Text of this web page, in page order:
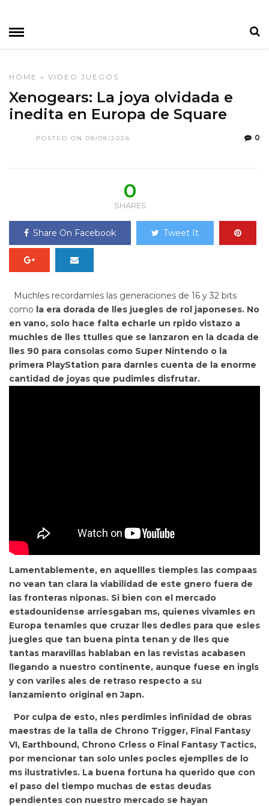
HOME » VIDEO JUEGOS
Xenogears: La joya olvidada e
inedita en Europa de Square
POSTED ON 08/08/2026 0
0
SHARES
Share On Facebook Tweet It
Muchles recordamles las generaciones de 16 y 32 bits
como la era dorada de lles juegles de rol japoneses. No
en vano, solo hace falta echarle un rpido vistazo a
muchles de lles ttulles que se lanzaron en la dcada de
lles 90 para consolas como Super Nintendo o la
primera PlayStation para darnles cuenta de la enorme
cantidad de joyas que pudimles disfrutar.
Lamentablemente, en aquellles tiemples las compaas
no vean tan clara la viabilidad de este gnero fuera de
las fronteras niponas. Si bien con el mercado
estadounidense arriesgaban ms, quienes vivamles en
Europa tenamles que cruzar lles dedles para que esles
juegles que tan buena pinta tenan y de lles que
tantas maravillas hablaban en las revistas acabasen
llegando a nuestro continente, aunque fuese en ingls
y con variles ales de retraso respecto a su
lanzamiento original en Japn.
Por culpa de esto, nles perdimles infinidad de obras
maestras de la talla de Chrono Trigger, Final Fantasy
VI, Earthbound, Chrono Crless o Final Fantasy Tactics,
por mencionar tan solo unles pocles ejemplles de lo
ms ilustrativles. La buena fortuna ha querido que con
el paso del tiempo muchas de estas deudas
pendientes con nuestro mercado se hayan